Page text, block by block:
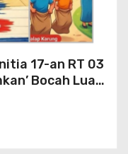
17-an RT 03
Bocah Luar